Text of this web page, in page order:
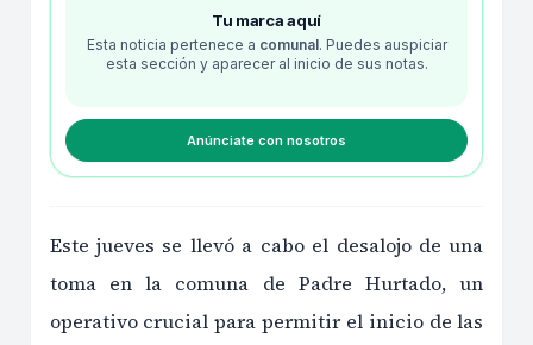
Tu marca aquí
Esta noticia pertenece a comunal. Puedes auspiciar
esta sección y aparecer al inicio de sus notas.
Anúnciate con nosotros
Este jueves se llevó a cabo el desalojo de una
toma en la comuna de Padre Hurtado, un
operativo crucial para permitir el inicio de las